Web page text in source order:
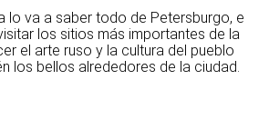
lo va a saber todo de Petersburgo, e
los sitios más importantes de la
el arte ruso y la cultura del pueblo
los bellos alrededores de la ciudad.